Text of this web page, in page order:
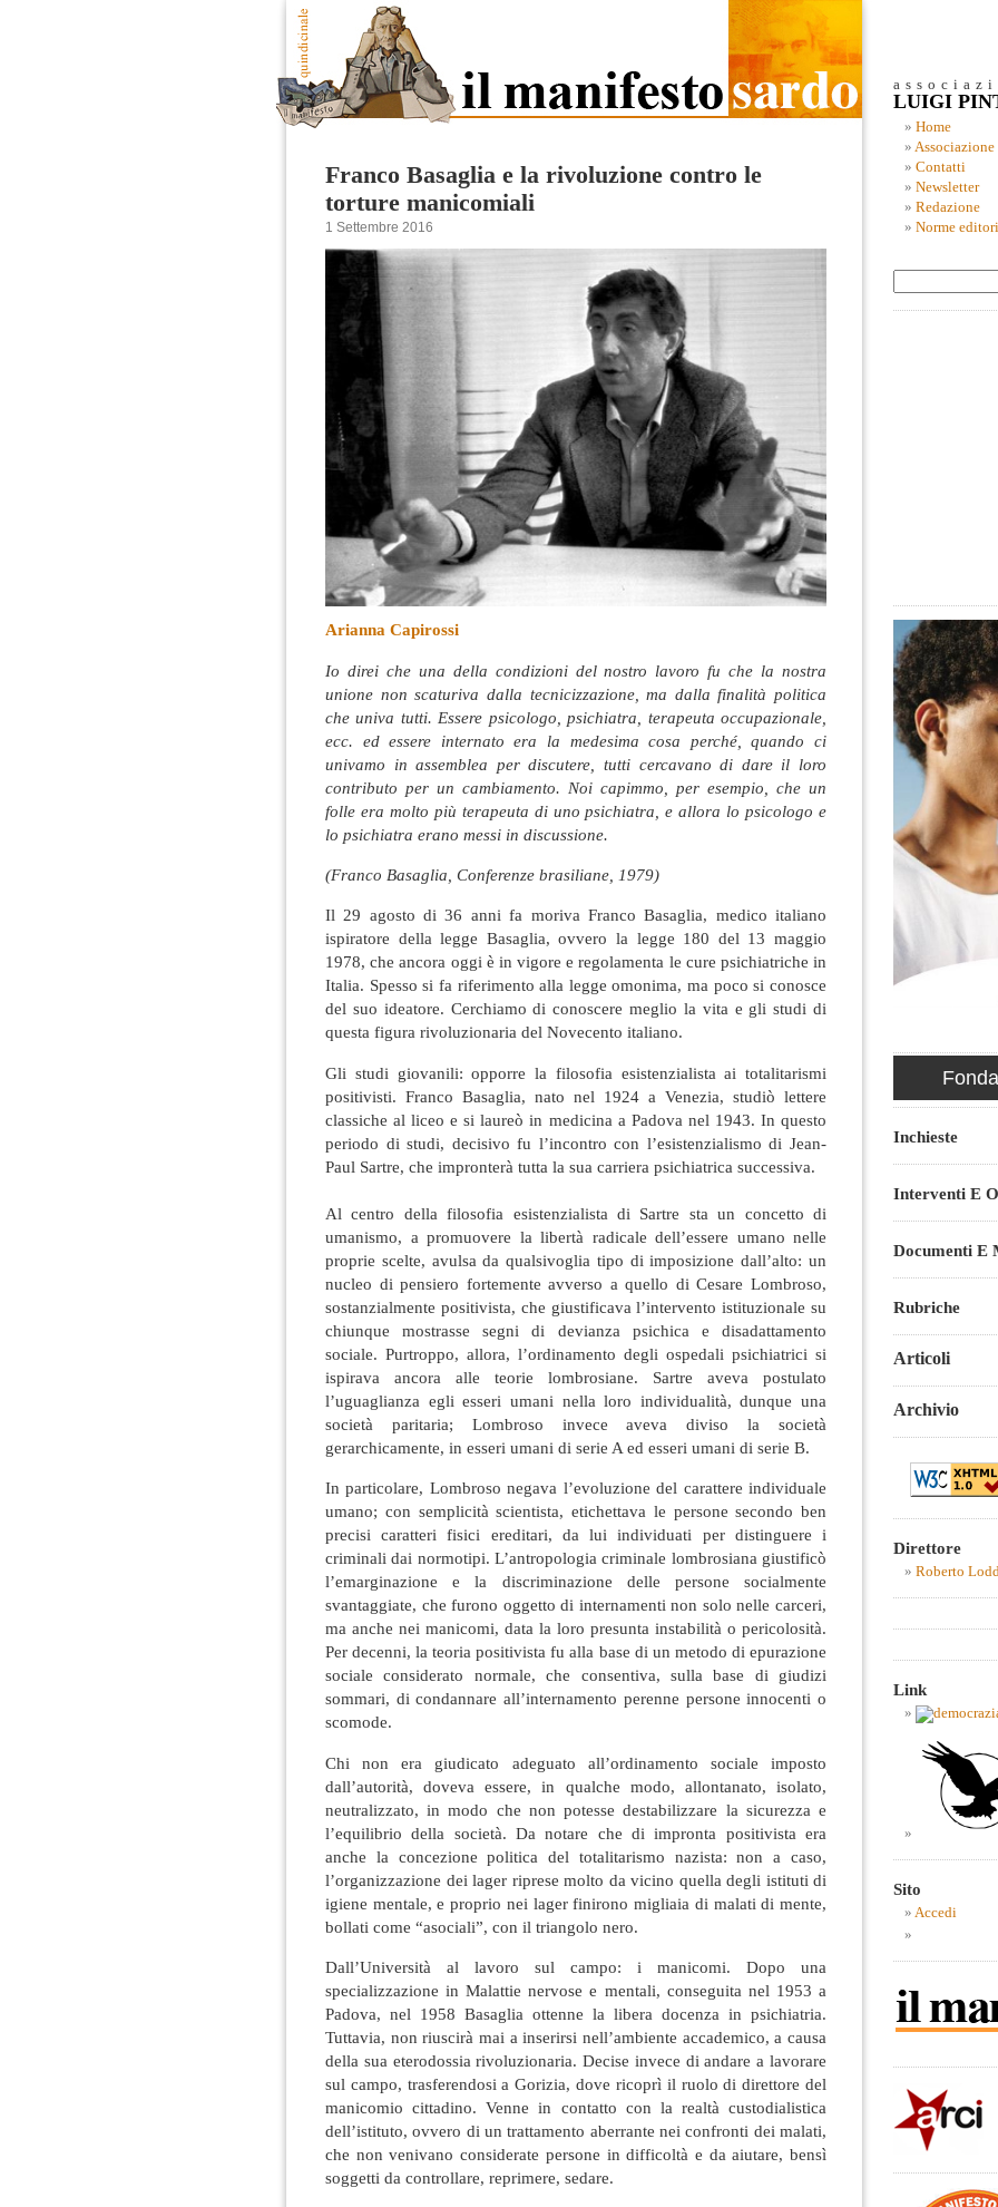
Franco Basaglia e la rivoluzione contro le
torture manicomiali
1 Settembre 2016
Arianna Capirossi
Io direi che una della condizioni del nostro lavoro fu che la nostra
unione non scaturiva dalla tecnicizzazione, ma dalla finalità politica
che univa tutti. Essere psicologo, psichiatra, terapeuta occupazionale,
ecc. ed essere internato era la medesima cosa perché, quando ci
univamo in assemblea per discutere, tutti cercavano di dare il loro
contributo per un cambiamento. Noi capimmo, per esempio, che un
folle era molto più terapeuta di uno psichiatra, e allora lo psicologo e
lo psichiatra erano messi in discussione.
(Franco Basaglia, Conferenze brasiliane, 1979)
Il 29 agosto di 36 anni fa moriva Franco Basaglia, medico italiano
ispiratore della legge Basaglia, ovvero la legge 180 del 13 maggio
1978, che ancora oggi è in vigore e regolamenta le cure psichiatriche in
Italia. Spesso si fa riferimento alla legge omonima, ma poco si conosce
del suo ideatore. Cerchiamo di conoscere meglio la vita e gli studi di
questa figura rivoluzionaria del Novecento italiano.
Gli studi giovanili: opporre la filosofia esistenzialista ai totalitarismi
positivisti. Franco Basaglia, nato nel 1924 a Venezia, studiò lettere
classiche al liceo e si laureò in medicina a Padova nel 1943. In questo
periodo di studi, decisivo fu l’incontro con l’esistenzialismo di Jean-
Paul Sartre, che impronterà tutta la sua carriera psichiatrica successiva.
Al centro della filosofia esistenzialista di Sartre sta un concetto di
umanismo, a promuovere la libertà radicale dell’essere umano nelle
proprie scelte, avulsa da qualsivoglia tipo di imposizione dall’alto: un
nucleo di pensiero fortemente avverso a quello di Cesare Lombroso,
sostanzialmente positivista, che giustificava l’intervento istituzionale su
chiunque mostrasse segni di devianza psichica e disadattamento
sociale. Purtroppo, allora, l’ordinamento degli ospedali psichiatrici si
ispirava ancora alle teorie lombrosiane. Sartre aveva postulato
l’uguaglianza egli esseri umani nella loro individualità, dunque una
società paritaria; Lombroso invece aveva diviso la società
gerarchicamente, in esseri umani di serie A ed esseri umani di serie B.
In particolare, Lombroso negava l’evoluzione del carattere individuale
umano; con semplicità scientista, etichettava le persone secondo ben
precisi caratteri fisici ereditari, da lui individuati per distinguere i
criminali dai normotipi. L’antropologia criminale lombrosiana giustificò
l’emarginazione e la discriminazione delle persone socialmente
svantaggiate, che furono oggetto di internamenti non solo nelle carceri,
ma anche nei manicomi, data la loro presunta instabilità o pericolosità.
Per decenni, la teoria positivista fu alla base di un metodo di epurazione
sociale considerato normale, che consentiva, sulla base di giudizi
sommari, di condannare all’internamento perenne persone innocenti o
scomode.
Chi non era giudicato adeguato all’ordinamento sociale imposto
dall’autorità, doveva essere, in qualche modo, allontanato, isolato,
neutralizzato, in modo che non potesse destabilizzare la sicurezza e
l’equilibrio della società. Da notare che di impronta positivista era
anche la concezione politica del totalitarismo nazista: non a caso,
l’organizzazione dei lager riprese molto da vicino quella degli istituti di
igiene mentale, e proprio nei lager finirono migliaia di malati di mente,
bollati come “asociali”, con il triangolo nero.
Dall’Università al lavoro sul campo: i manicomi. Dopo una
specializzazione in Malattie nervose e mentali, conseguita nel 1953 a
Padova, nel 1958 Basaglia ottenne la libera docenza in psichiatria.
Tuttavia, non riuscirà mai a inserirsi nell’ambiente accademico, a causa
della sua eterodossia rivoluzionaria. Decise invece di andare a lavorare
sul campo, trasferendosi a Gorizia, dove ricoprì il ruolo di direttore del
manicomio cittadino. Venne in contatto con la realtà custodialistica
dell’istituto, ovvero di un trattamento aberrante nei confronti dei malati,
che non venivano considerate persone in difficoltà e da aiutare, bensì
soggetti da controllare, reprimere, sedare.
LUIGI
Home
Associazione
Contatti
Newsletter
Redazione
Norme
Inchieste
Interventi E
Documenti E
Rubriche
Articoli
Archivio
Direttore
Roberto
Link
Sito
Accedi